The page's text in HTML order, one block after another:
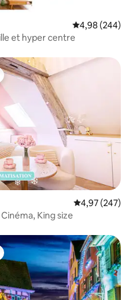
Évaluation
4,98 (244)
et hyper centre
plus appréciés
Évaluation
4,97 (247)
King size
plus appréciés